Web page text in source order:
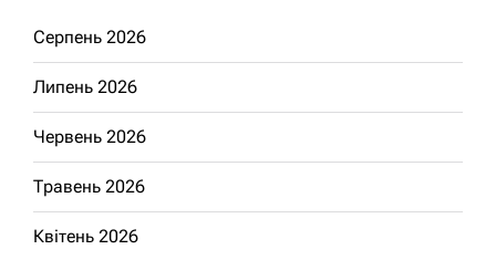
Серпень 2026
Липень 2026
Червень 2026
Травень 2026
Квітень 2026